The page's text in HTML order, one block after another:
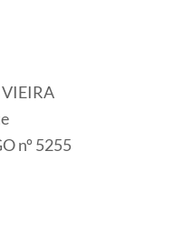
VIEIRA
nº 5255